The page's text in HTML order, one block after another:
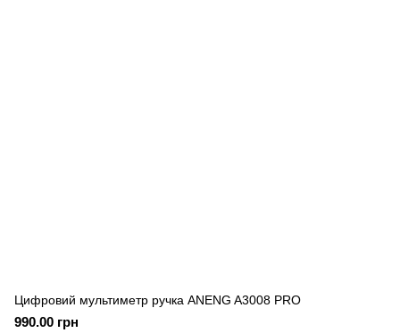
Цифровий мультиметр ручка ANENG A3008 PRO
990.00 грн